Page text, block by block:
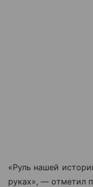
«Руль нашей
руках», — отметил